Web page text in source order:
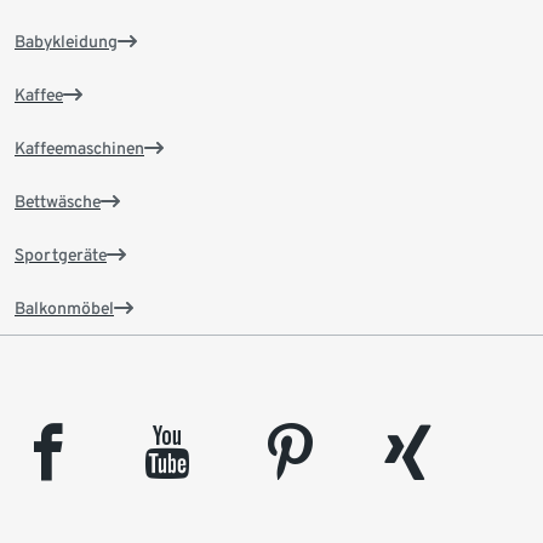
Babykleidung
Kaffee
Kaffeemaschinen
Bettwäsche
Sportgeräte
Balkonmöbel
facebook youtube pinterest
xing